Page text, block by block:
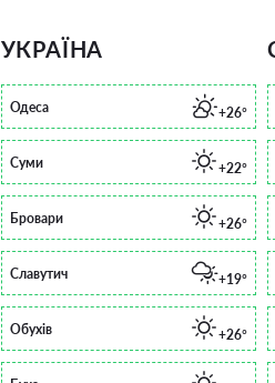
УКРАЇНА
Одеса +26°
Суми +22°
Бровари +26°
Славутич +19°
Обухів +26°